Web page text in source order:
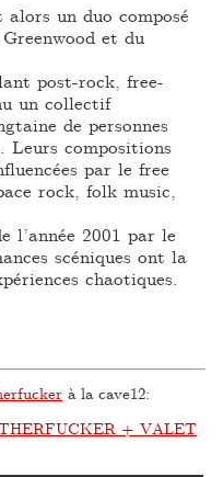
un duo composé
et du
post-rock, free-
un collectif
de personnes
compositions
par le free
rock, folk music,
l’année 2001 par le
scéniques ont la
chaotiques.
à la cave12:
+ VALET